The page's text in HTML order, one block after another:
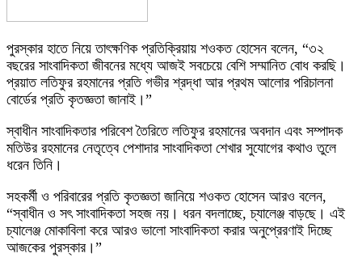
পুরস্কার হাতে নিয়ে তাৎক্ষণিক প্রতিক্রিয়ায় শওকত হোসেন বলেন, “৩২
বছরের সাংবাদিকতা জীবনের মধ্যে আজই সবচেয়ে বেশি সম্মানিত বোধ করছি।
প্রয়াত লতিফুর রহমানের প্রতি গভীর শ্রদ্ধা আর প্রথম আলোর পরিচালনা
বোর্ডের প্রতি কৃতজ্ঞতা জানাই।”
স্বাধীন সাংবাদিকতার পরিবেশ তৈরিতে লতিফুর রহমানের অবদান এবং সম্পাদক
মতিউর রহমানের নেতৃত্বে পেশাদার সাংবাদিকতা শেখার সুযোগের কথাও তুলে
ধরেন তিনি।
সহকর্মী ও পরিবারের প্রতি কৃতজ্ঞতা জানিয়ে শওকত হোসেন আরও বলেন,
“স্বাধীন ও সৎ সাংবাদিকতা সহজ নয়। ধরন বদলাচ্ছে, চ্যালেঞ্জ বাড়ছে। এই
চ্যালেঞ্জ মোকাবিলা করে আরও ভালো সাংবাদিকতা করার অনুপ্রেরণাই দিচ্ছে
আজকের পুরস্কার।”